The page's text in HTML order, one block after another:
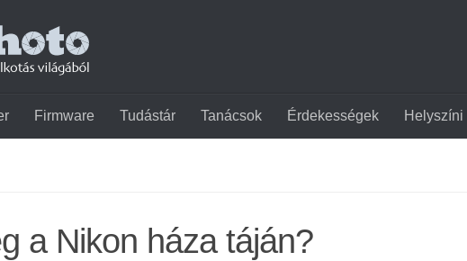
Firmware Tudástár Tanácsok Érdekességek Helyszíni
a Nikon háza táján?